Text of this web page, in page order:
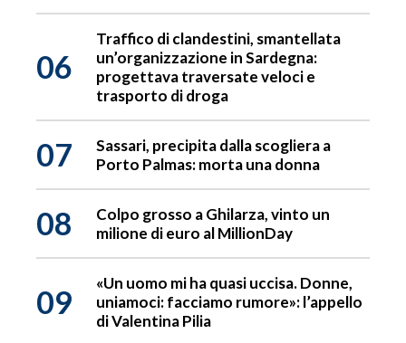
06
Traffico di clandestini, smantellata
un’organizzazione in Sardegna:
progettava traversate veloci e
trasporto di droga
07
Sassari, precipita dalla scogliera a
Porto Palmas: morta una donna
08
Colpo grosso a Ghilarza, vinto un
milione di euro al MillionDay
09
«Un uomo mi ha quasi uccisa. Donne,
uniamoci: facciamo rumore»: l’appello
di Valentina Pilia